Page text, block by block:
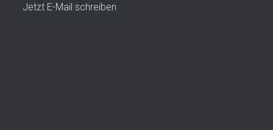
Jetzt E-Mail schreiben